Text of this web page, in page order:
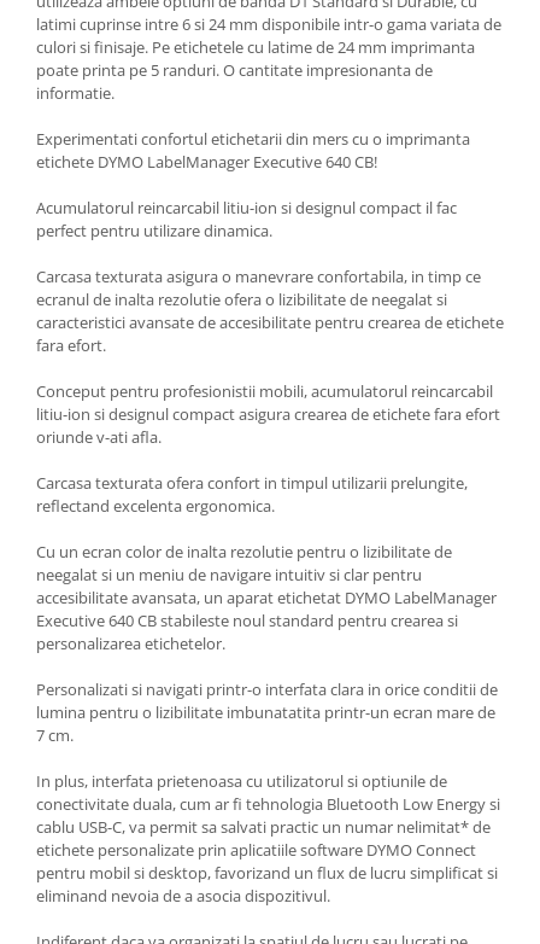
latimi cuprinse intre 6 si 24 mm disponibile intr-o gama variata de
culori si finisaje. Pe etichetele cu latime de 24 mm imprimanta
poate printa pe 5 randuri. O cantitate impresionanta de
informatie.
Experimentati confortul etichetarii din mers cu o imprimanta
etichete DYMO LabelManager Executive 640 CB!
Acumulatorul reincarcabil litiu-ion si designul compact il fac
perfect pentru utilizare dinamica.
Carcasa texturata asigura o manevrare confortabila, in timp ce
ecranul de inalta rezolutie ofera o lizibilitate de neegalat si
caracteristici avansate de accesibilitate pentru crearea de etichete
fara efort.
Conceput pentru profesionistii mobili, acumulatorul reincarcabil
litiu-ion si designul compact asigura crearea de etichete fara efort
oriunde v-ati afla.
Carcasa texturata ofera confort in timpul utilizarii prelungite,
reflectand excelenta ergonomica.
Cu un ecran color de inalta rezolutie pentru o lizibilitate de
neegalat si un meniu de navigare intuitiv si clar pentru
accesibilitate avansata, un aparat etichetat DYMO LabelManager
Executive 640 CB stabileste noul standard pentru crearea si
personalizarea etichetelor.
Personalizati si navigati printr-o interfata clara in orice conditii de
lumina pentru o lizibilitate imbunatatita printr-un ecran mare de
7 cm.
In plus, interfata prietenoasa cu utilizatorul si optiunile de
conectivitate duala, cum ar fi tehnologia Bluetooth Low Energy si
cablu USB-C, va permit sa salvati practic un numar nelimitat* de
etichete personalizate prin aplicatiile software DYMO Connect
pentru mobil si desktop, favorizand un flux de lucru simplificat si
eliminand nevoia de a asocia dispozitivul.